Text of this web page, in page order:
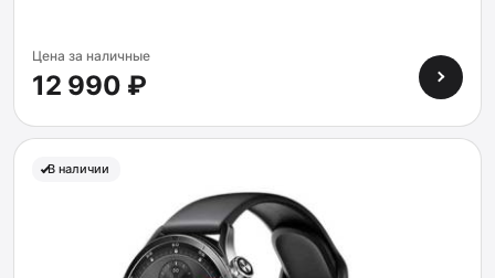
Цена за наличные
12 990 ₽
В наличии